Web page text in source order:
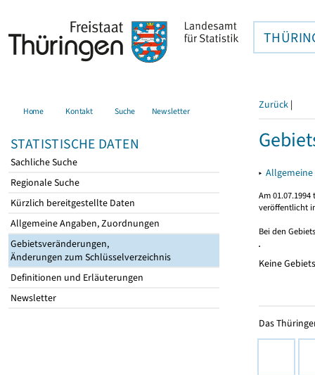
Home Kontakt Suche Newsletter
STATISTISCHE DATEN
Sachliche Suche
Regionale Suche
Kürzlich bereitgestellte Daten
Allgemeine Angaben, Zuordnungen
Gebietsveränderungen,
Änderungen zum Schlüsselverzeichnis
Definitionen und Erläuterungen
Newsletter
Zurück |
▸
Am
veröffentlicht
Bei den
Keine
Das